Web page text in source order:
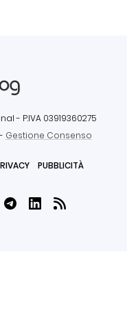
- P.IVA 03919360275
Gestione Consenso
PUBBLICITÀ